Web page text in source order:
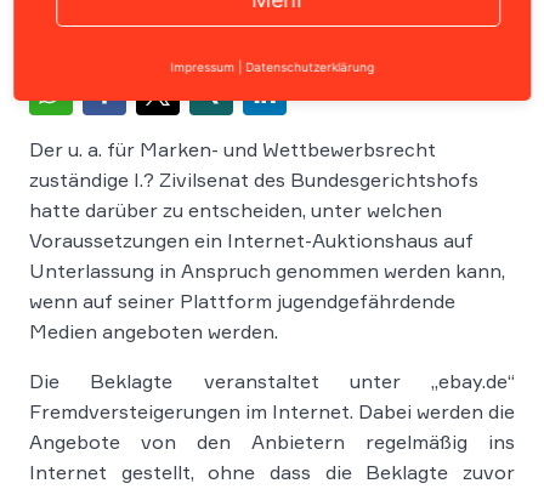
Der u. a. für Marken- und Wettbewerbsrecht
zuständige I.? Zivilsenat des Bundesgerichtshofs
hatte darüber zu entscheiden, unter welchen
Voraussetzungen ein Internet-Auktionshaus auf
Unterlassung in Anspruch genommen werden kann,
wenn auf seiner Plattform jugendgefährdende
Medien angeboten werden.
Die Beklagte veranstaltet unter „ebay.de“
Fremdversteigerungen im Internet. Dabei werden die
Angebote von den Anbietern regelmäßig ins
Internet gestellt, ohne dass die Beklagte zuvor
Impressum Datenschutzerklärung